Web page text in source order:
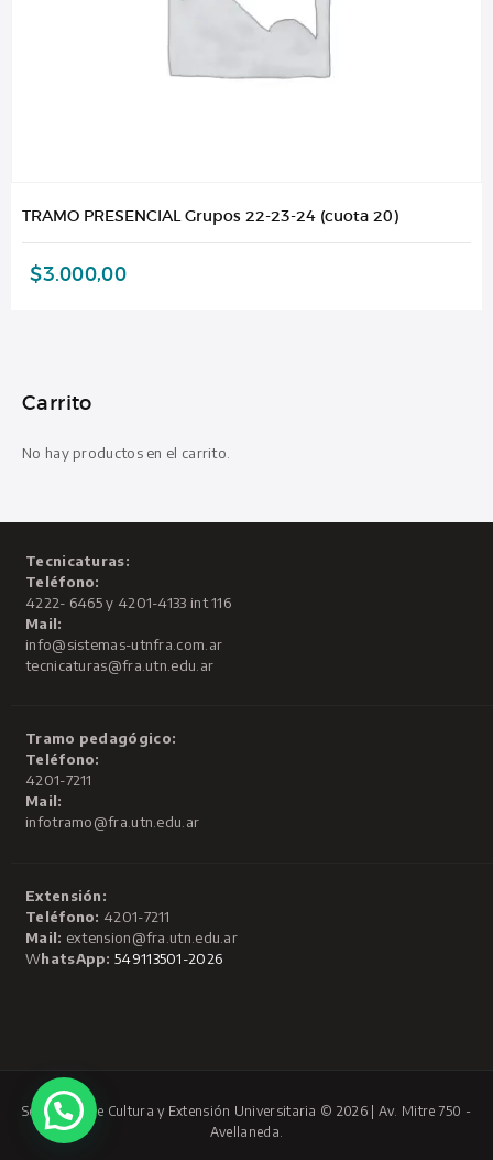
TRAMO PRESENCIAL Grupos 22-23-24 (cuota 20)
$3.000,00
Carrito
No hay productos en el carrito.
Tecnicaturas:
Teléfono:
4222- 6465 y 4201-4133 int 116
Mail:
info@sistemas-utnfra.com.ar
tecnicaturas@fra.utn.edu.ar
Tramo pedagógico:
Teléfono:
4201-7211
Mail:
infotramo@fra.utn.edu.ar
Extensión:
Teléfono: 4201-7211
Mail: extension@fra.utn.edu.ar
WhatsApp: 549113501-2026
Secretaría de Cultura y Extensión Universitaria © 2026 | Av. Mitre 750 -
Avellaneda.